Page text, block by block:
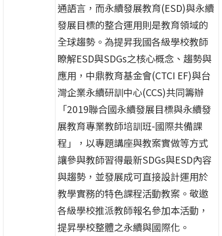
通語言，而永續發展教育(ESD)與永續
發展目標的整合運用則是教育領域的
全球趨勢。為提昇我國各級學校教師
瞭解ESD與SDGs之核心概念、趨勢與
應用，中鼎教育基金會(CTCI EF)與台
灣企業永續研訓中心(CCS)共同籌辦
「2019聯合國永續發展目標與永續發
展教育專業教師培訓班-國際共備課
程」，以專題講座與教案實做等方式
讓參與教師習得最新SDGs與ESD內容
與趨勢，並發展成可直接設計運用於
教學實務的特色課程活動教案。敬邀
各級學校推派教師報名參加本活動，
提昇學校整體之永續與國際化。